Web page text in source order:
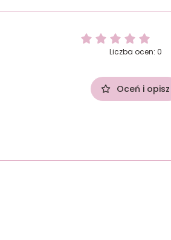
Liczba ocen: 0
Oceń i opisz